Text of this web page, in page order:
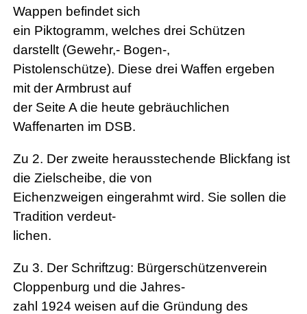
Wappen befindet sich
ein Piktogramm, welches drei Schützen
darstellt (Gewehr,- Bogen-,
Pistolenschütze). Diese drei Waffen ergeben
mit der Armbrust auf
der Seite A die heute gebräuchlichen
Waffenarten im DSB.
Zu 2. Der zweite herausstechende Blickfang ist
die Zielscheibe, die von
Eichenzweigen eingerahmt wird. Sie sollen die
Tradition verdeut-
lichen.
Zu 3. Der Schriftzug: Bürgerschützenverein
Cloppenburg und die Jahres-
zahl 1924 weisen auf die Gründung des